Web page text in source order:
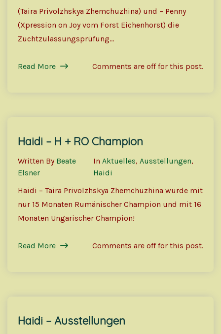
(Taira Privolzhskya Zhemchuzhina) und – Penny
(Xpression on Joy vom Forst Eichenhorst) die
Zuchtzulassungsprüfung…
Read More Comments are off for this post.
31Mai
Haidi – H + RO Champion
Written By Beate
Elsner
In Aktuelles, Ausstellungen,
Haidi
Haidi – Taira Privolzhskya Zhemchuzhina wurde mit
nur 15 Monaten Rumänischer Champion und mit 16
Monaten Ungarischer Champion!
Read More Comments are off for this post.
28Mai
Haidi – Ausstellungen